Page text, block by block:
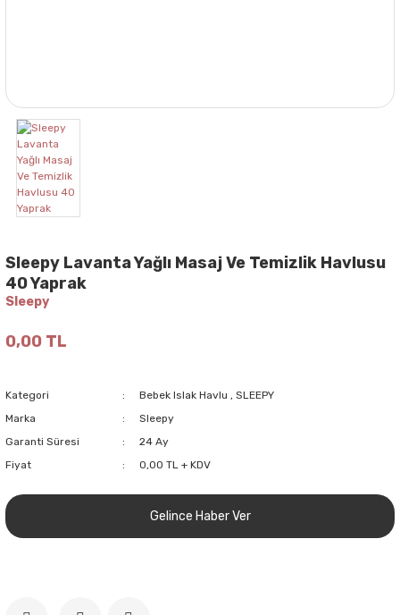
Sleepy Lavanta Yağlı Masaj Ve Temizlik Havlusu
40 Yaprak
Sleepy
0,00 TL
Kategori Bebek Islak Havlu , SLEEPY
Marka
Sleepy
Garanti Süresi
24 Ay
Fiyat
0,00 TL + KDV
Gelince Haber Ver